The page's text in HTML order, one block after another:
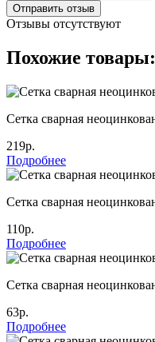
Отправить отзыв
Отзывы отсутствуют
Похожие товары:
Сетка сварная
219р.
Подробнее
Сетка сварная
110р.
Подробнее
Сетка сварная
63р.
Подробнее